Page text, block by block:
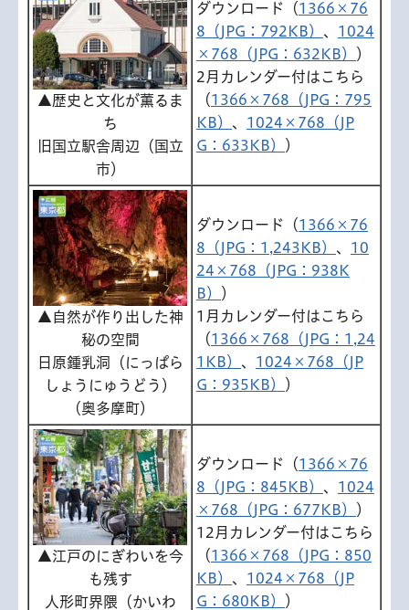
▲歴史と文化が薫るま
ち
旧国立駅舎周辺（国立
市）
ダウンロード（1366×76
8（JPG：792KB） 、 1024
×768（JPG：632KB）
）
2月カレンダー付はこちら
（1366×768（JPG：795
KB） 、 1024×768（JP
G：633KB）
）
▲自然が作り出した神
秘の空間
日原鍾乳洞（にっぱら
しょうにゅうどう）
（奥多摩町）
ダウンロード（1366×76
8（JPG：1,243KB） 、 10
24×768（JPG：938K
B）
）
1月カレンダー付はこちら
（1366×768（JPG：1,24
1KB） 、 1024×768（JP
G：935KB）
）
▲江戸のにぎわいを今
も残す
人形町界隈（かいわ
ダウンロード（1366×76
8（JPG：845KB） 、 1024
×768（JPG：677KB）
）
12月カレンダー付はこちら
（1366×768（JPG：850
KB） 、 1024×768（JP
G：680KB）
）